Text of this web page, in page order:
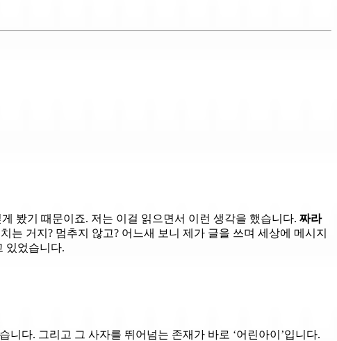
봤기 때문이죠. 저는 이걸 읽으면서 이런 생각을 했습니다. 짜라
거지? 멈추지 않고? 어느새 보니 제가 글을 쓰며 세상에 메시지
있었습니다.
니다. 그리고 그 사자를 뛰어넘는 존재가 바로 ‘어린아이’입니다.